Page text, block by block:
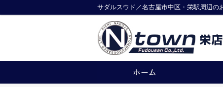
サダルスウド／名古屋市中区・栄駅周辺の